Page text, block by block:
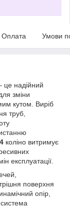
Оплата Умови
надійний
зміни
кутом. Виріб
труб,
коліно витримує
експлуатації.
поверхня
опір,